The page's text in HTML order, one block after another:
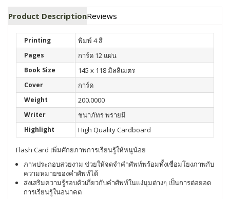
Product DescriptionReviews
Printing พิมพ์ 4 สี
Pages การ์ด 12 แผ่น
Book Size 145 x 118 มิลลิเมตร
Cover การ์ด
Weight 200.0000
Writer ชนาภัทร พรายมี
Highlight High Quality Cardboard
Flash Card เพิ่มศักยภาพการเรียนรู้ให้หนูน้อย
ภาพประกอบสวยงาม ช่วยให้จดจำคำศัพท์พร้อมทั้งเชื่อมโยงภาพกับ
ความหมายของคำศัพท์ได้
ส่งเสริมความรู้รอบตัวเกี่ยวกับคำศัพท์ในแง่มุมต่างๆ เป็นการต่อยอด
การเรียนรู้ในอนาคต